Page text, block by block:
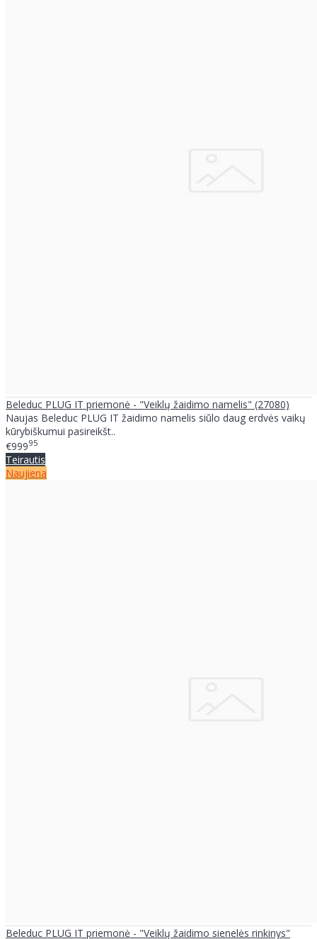
Beleduc PLUG IT priemonė - "Veiklų žaidimo namelis" (27080)
Naujas Beleduc PLUG IT žaidimo namelis siūlo daug erdvės vaikų
kūrybiškumui pasireikšt..
€99995
Teirautis
Naujiena
Beleduc PLUG IT priemonė - "Veiklų žaidimo sienelės rinkinys"